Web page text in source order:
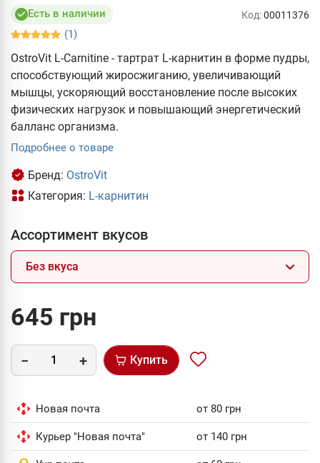
Есть в наличии
(1)
Код:00011376
OstroVit L-Carnitine - тартрат L-карнитин в форме пудры,
способствующий жиросжиганию, увеличивающий
мышцы, ускоряющий восстановление после высоких
физических нагрузок и повышающий энергетический
балланс организма.
Подробнее о товаре
Бренд: OstroVit
Категория: L-карнитин
Ассортимент вкусов
Без вкуса
645 грн
Купить
Новая почта от 80 грн
Курьер "Новая почта" от 140 грн